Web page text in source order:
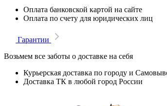
Оплата банковской картой на сайте
Оплата по счету для юридических лиц
Гарантии
Возьмем все заботы о доставке на себя
Курьерская доставка по городу и
Доставка ТК в любой город России